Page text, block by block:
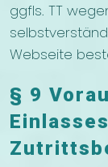
ggfls. TT
Webseite
§ 9